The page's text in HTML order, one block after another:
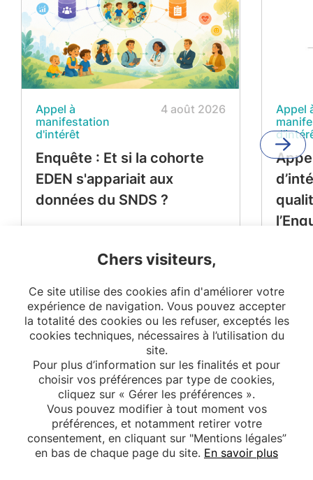
Appel à
manifestation
d'intérêt
4 août 2026
Enquête : Et si la cohorte
EDEN s'appariait aux
données du SNDS ?
Appel
Chers visiteurs,
Ce site utilise des cookies afin d'améliorer votre
expérience de navigation. Vous pouvez accepter
la totalité des cookies ou les refuser, exceptés les
cookies techniques, nécessaires à l’utilisation du
site.
Pour plus d’information sur les finalités et pour
choisir vos préférences par type de cookies,
cliquez sur « Gérer les préférences ».
Vous pouvez modifier à tout moment vos
préférences, et notamment retirer votre
consentement, en cliquant sur "Mentions légales”
en bas de chaque page du site. En savoir plus